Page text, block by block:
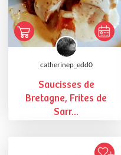
catherinep_edd0
Saucisses de
Bretagne, Frites de
Sarr...